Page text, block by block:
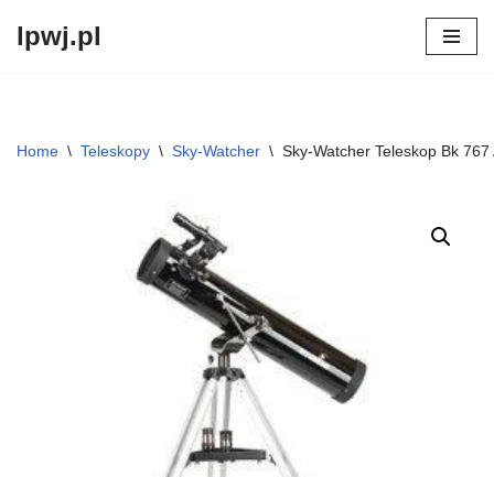
lpwj.pl
Home \ Teleskopy \ Sky-Watcher \ Sky-Watcher Teleskop Bk